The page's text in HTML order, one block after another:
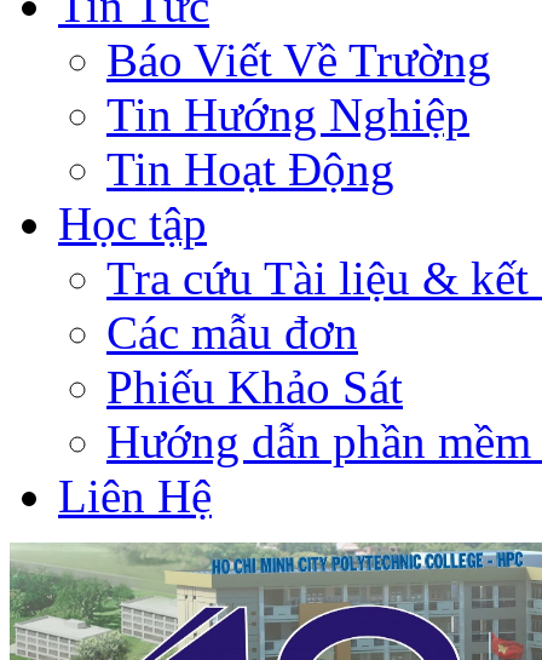
Báo Viết Về Trường
Tin Hướng Nghiệp
Tin Hoạt Động
Học tập
Tra cứu Tài liệu & kết
Các mẫu đơn
Phiếu Khảo Sát
Hướng dẫn phần
Liên Hệ